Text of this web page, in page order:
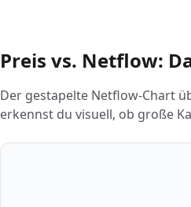
Preis vs. Netflow:
Der gestapelte Netflow-Chart
erkennst du visuell, ob große